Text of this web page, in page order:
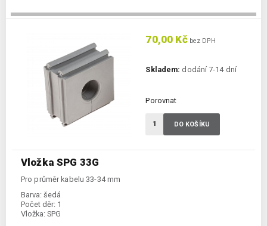
Vložka SPG 33G
Pro průměr kabelu 33-34 mm
Barva: šedá
Počet děr: 1
Vložka: SPG
70,00 Kčbez DPH
Skladem: dodání 7-14 dní
Porovnat
DO KOŠÍKU